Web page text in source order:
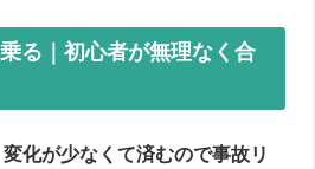
る｜初心者が無理なく合
化が少なくて済むので事故リ